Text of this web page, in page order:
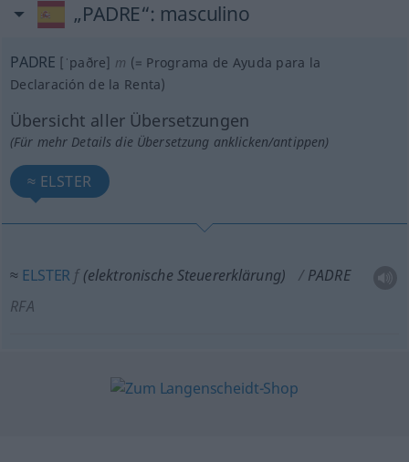
„PADRE“: masculino
PADRE [ˈpaðre] m (= Programa de Ayuda para la
Declaración de la Renta)
Übersicht aller Übersetzungen
(Für mehr Details die Übersetzung anklicken/antippen)
≈ ELSTER
≈ ELSTER f(elektronische Steuererklärung)
PADRE
RFA